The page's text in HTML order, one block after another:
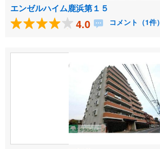
エンゼルハイム鹿浜第１５
4.0 コメント（1件）